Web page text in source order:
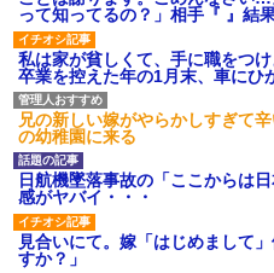
ハードオフに売っていた4万
4000円のフィギュアがヤバすぎ
るｗｗｗｗｗｗ「こんな高い
の？ｗｗ」「逆に超安い」
私「ちょっと、人の家の金庫
触らないでよ！」キチママ『そ
こに金庫があったから、開けて
みようとしただけ☆』義兄「泥
は出てけ！二度と来るな！」結
果・・・
私「初めて飲む味だけどなん
のお茶？」彼「ちっ！」私「」
【GIF】JSのカンチョーワロ
タ
って知ってるの？」相手『 』結
私は家が貧しくて、手に職をつ
卒業を控えた年の1月末、車にひ
兄の新しい嫁がやらかしすぎて
の幼稚園に来る
日航機墜落事故の「ここからは
感がヤバイ・・・
見合いにて。嫁「はじめまして
すか？」